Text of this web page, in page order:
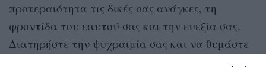
προτεραιότητα τις δικές σας ανάγκες, τη
φροντίδα του εαυτού σας και την ευεξία σας.
Διατηρήστε την ψυχραιμία σας και να θυμάστε